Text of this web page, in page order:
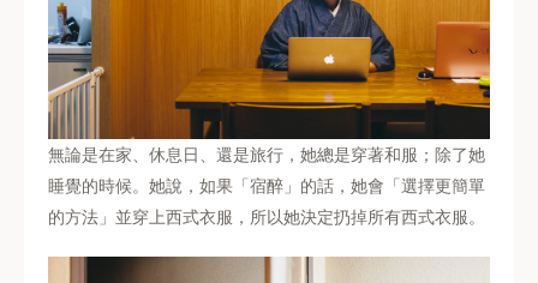
無論是在家、休息日、還是旅行，她總是穿著和服；除了她
睡覺的時候。她說，如果「宿醉」的話，她會「選擇更簡單
的方法」並穿上西式衣服，所以她決定扔掉所有西式衣服。